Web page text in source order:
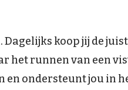
koop jij de
het runnen van een
ondersteunt jou in